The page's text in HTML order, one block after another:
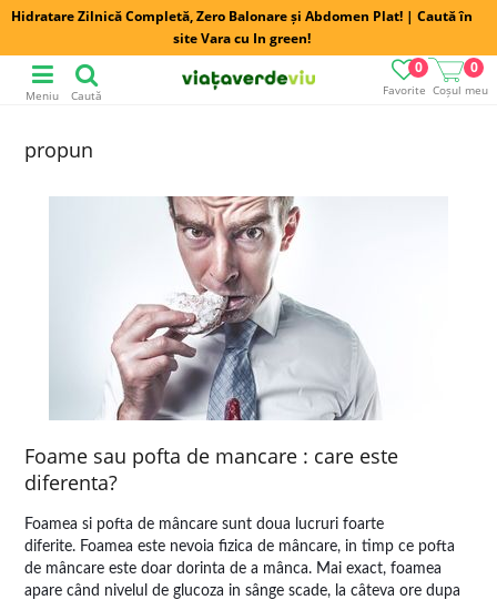
Hidratare Zilnică Completă, Zero Balonare și Abdomen Plat! | Caută în
site Vara cu In green!
Favorite
0
Coșul meu
0
Meniu Caută
propun
Foame sau pofta de mancare : care este
diferenta?
Foamea si pofta de mâncare sunt doua lucruri foarte
diferite. Foamea este nevoia fizica de mâncare, in timp ce pofta
de mâncare este doar dorinta de a mânca. Mai exact, foamea
apare când nivelul de glucoza in sânge scade, la câteva ore dupa